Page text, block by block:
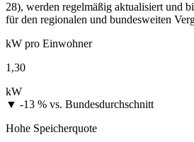
28), werden regelmäßig aktualisiert und
für den regionalen und bundesweiten
kW pro Einwohner
1,30
kW
▼ -13 % vs. Bundesdurchschnitt
Hohe Speicherquote